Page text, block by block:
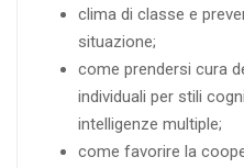
clima di classe e
situazione;
come prendersi cura
individuali per stili
intelligenze multiple;
come favorire la